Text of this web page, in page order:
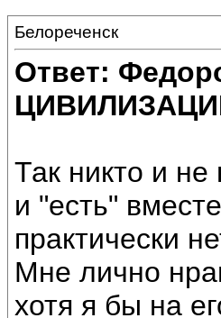
Белореченск
Ответ:
Так никто и не
и "есть"
практически
Мне лично
хотя я бы на